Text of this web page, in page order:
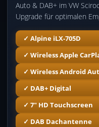
Auto & DAB+ im VW
Upgrade für optimalen
✓ Alpine iLX-705D
✓ Wireless Apple
✓ Wireless Android
✓ DAB+ Digital
✓ 7″ HD Touchscreen
✓ DAB Dachantenne